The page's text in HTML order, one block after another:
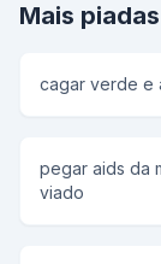
Mais
cagar verde e
pegar aids da
viado